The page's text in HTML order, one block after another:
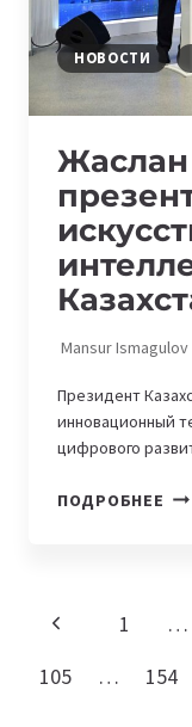
НОВОСТИ
Mansur Ismagulov
Президент
инновационный
цифрового
ПОДРОБНЕЕ
Навигация
по
Предыдущая
страница
1 …
105
… 154